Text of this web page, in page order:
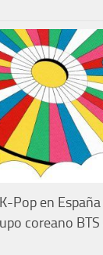
Pop en
coreano